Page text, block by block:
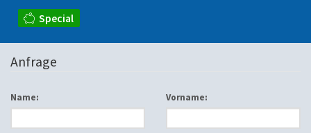
Special
Anfrage
Name: Vorname: